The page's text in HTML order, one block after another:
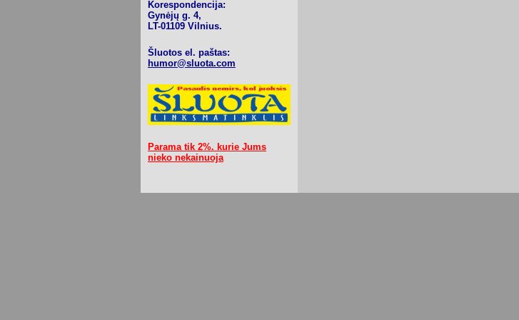
Korespondencija:
Gynėjų g. 4,
LT-01109 Vilnius.
Šluotos el. paštas:
humor@sluota.com
Parama tik 2%. kurie Jums
nieko nekainuoja